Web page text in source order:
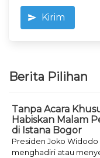
Kirim
Berita Pilihan
Tanpa Acara
Habiskan Malam
di Istana Bogor
Presiden Joko
menghadiri atau